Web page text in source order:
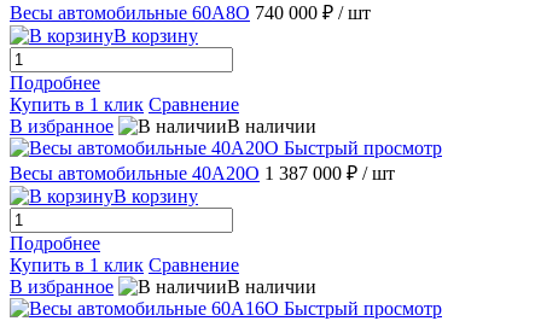
Весы автомобильные 60А8О 740 000 ₽ / шт
В корзину
Подробнее
Купить в 1 клик Сравнение
В избранное
В наличии
Быстрый просмотр
Весы автомобильные 40А20О 1 387 000 ₽ / шт
В корзину
Подробнее
Купить в 1 клик Сравнение
В избранное
В наличии
Быстрый просмотр